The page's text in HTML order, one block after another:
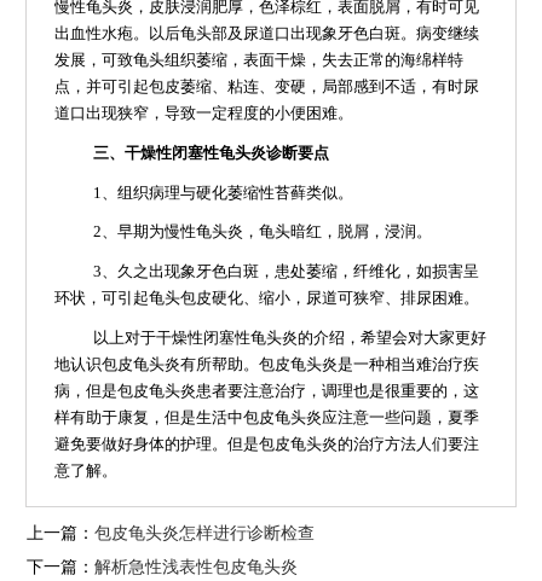
慢性龟头炎，皮肤浸润肥厚，色泽棕红，表面脱屑，有时可见
出血性水疱。以后龟头部及尿道口出现象牙色白斑。病变继续
发展，可致龟头组织萎缩，表面干燥，失去正常的海绵样特
点，并可引起包皮萎缩、粘连、变硬，局部感到不适，有时尿
道口出现狭窄，导致一定程度的小便困难。
三、干燥性闭塞性龟头炎诊断要点
1、组织病理与硬化萎缩性苔藓类似。
2、早期为慢性龟头炎，龟头暗红，脱屑，浸润。
3、久之出现象牙色白斑，患处萎缩，纤维化，如损害呈
环状，可引起龟头包皮硬化、缩小，尿道可狭窄、排尿困难。
以上对于干燥性闭塞性龟头炎的介绍，希望会对大家更好
地认识包皮龟头炎有所帮助。包皮龟头炎是一种相当难治疗疾
病，但是包皮龟头炎患者要注意治疗，调理也是很重要的，这
样有助于康复，但是生活中包皮龟头炎应注意一些问题，夏季
避免要做好身体的护理。但是包皮龟头炎的治疗方法人们要注
意了解。
上一篇：包皮龟头炎怎样进行诊断检查
下一篇：解析急性浅表性包皮龟头炎